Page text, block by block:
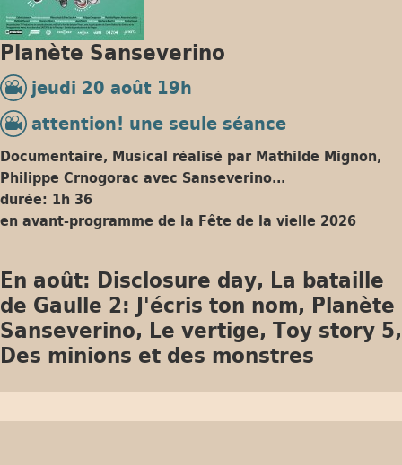
Planète Sanseverino
jeudi 20 août 19h
attention! une seule séance
Documentaire, Musical réalisé par Mathilde Mignon,
Philippe Crnogorac avec Sanseverino...
durée: 1h 36
en avant-programme de la Fête de la vielle 2026
En août: Disclosure day, La bataille
de Gaulle 2: J'écris ton nom, Planète
Sanseverino, Le vertige, Toy story 5,
Des minions et des monstres